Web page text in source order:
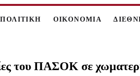
ΠΟΛΙΤΙΚΗ ΟΙΚΟΝΟΜΙΑ
του ΠΑΣΟΚ σε